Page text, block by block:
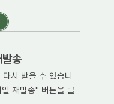
송
시 받을 수 있습니
재발송" 버튼을 클